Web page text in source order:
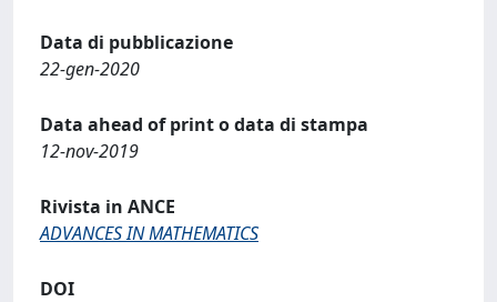
Data di pubblicazione
22-gen-2020
Data ahead of print o data di stampa
12-nov-2019
Rivista in ANCE
ADVANCES IN MATHEMATICS
DOI